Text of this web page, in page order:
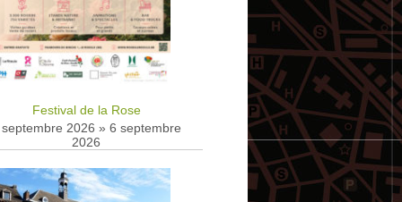
Festival de la Rose
2026 » 6 septembre
2026